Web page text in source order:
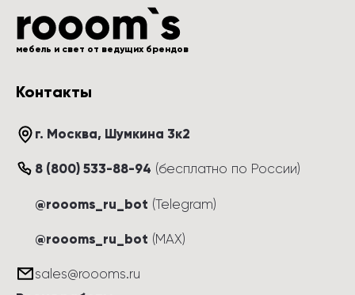
мебель и свет от ведущих брендов
Контакты
г. Москва, Шумкина 3к2
8 (800) 533-88-94 (бесплатно по России)
@roooms_ru_bot (Telegram)
@roooms_ru_bot (MAX)
sales@roooms.ru